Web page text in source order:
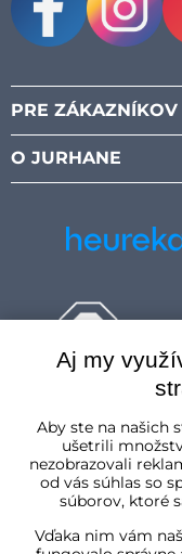
PRE ZÁKAZNÍKOV
O JURHANE
Aj my
Aby ste na našich
ušetrili
nezobrazovali
od vás súhlas so
súborov, ktoré
Vďaka nim vám